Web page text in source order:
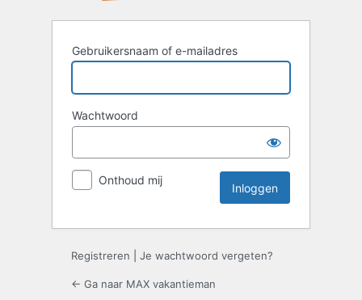
Gebruikersnaam of e-mailadres
Wachtwoord
Onthoud mij
Registreren Je wachtwoord vergeten?
← Ga naar MAX vakantieman